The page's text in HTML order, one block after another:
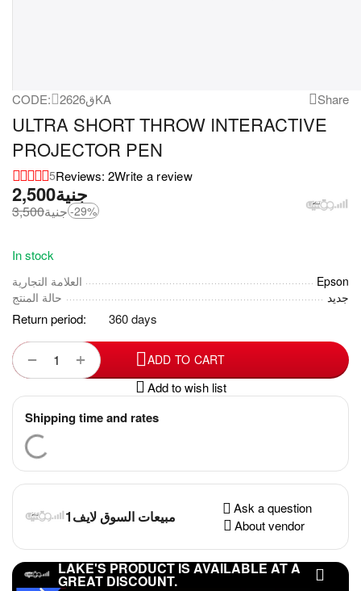
CODE: 26ق26KA Share
ULTRA SHORT THROW INTERACTIVE
PROJECTOR PEN
5Reviews: 2Write a review
جنية2,500
جنية3,500 -29%
In stock
العلامة التجارية
Epson
حالة المنتج
جديد
Return period: 360 days
+
− ADD TO CART
Add to wish list
Shipping time and rates
مبيعات السوق لايف1
Ask a question
About vendor
LAKE'S PRODUCT IS AVAILABLE AT A
GREAT DISCOUNT.